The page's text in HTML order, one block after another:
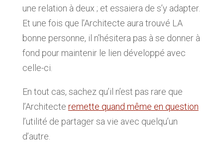
une relation à deux ; et essaiera de s’y adapter.
Et une fois que l’Architecte aura trouvé LA
bonne personne, il n’hésitera pas à se donner à
fond pour maintenir le lien développé avec
celle-ci.
En tout cas, sachez qu’il n’est pas rare que
l’Architecte remette quand même en question
l’utilité de partager sa vie avec quelqu’un
d’autre.